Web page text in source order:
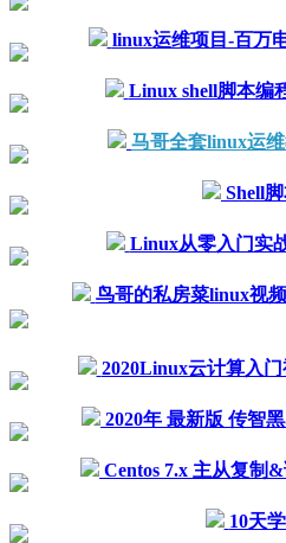
linux运维项目-百万
Linux shell脚本编
马哥全套linux运
Shell
Linux从零入门实
鸟哥的私房菜linux视
2020Linux云计算入门
2020年 最新版 传智
Centos 7.x 主从复制
10天